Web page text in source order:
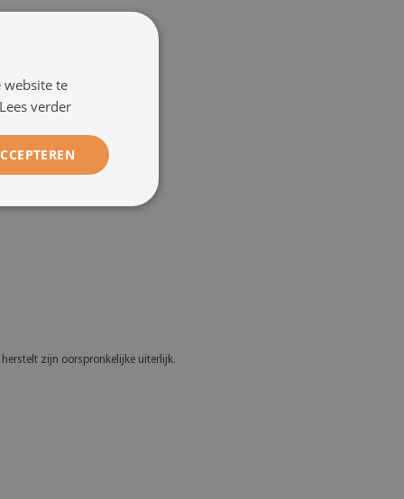
zijn oorspronkelijke uiterlijk.
website te
Lees verder